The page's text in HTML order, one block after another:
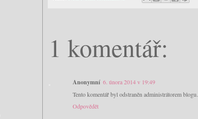
1 komentář:
Anonymní 6. února 2014 v 19:49
Tento komentář byl odstraněn administrátorem blogu.
Odpovědět